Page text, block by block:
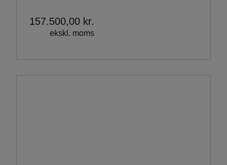
157.500,00 kr.
ekskl. moms